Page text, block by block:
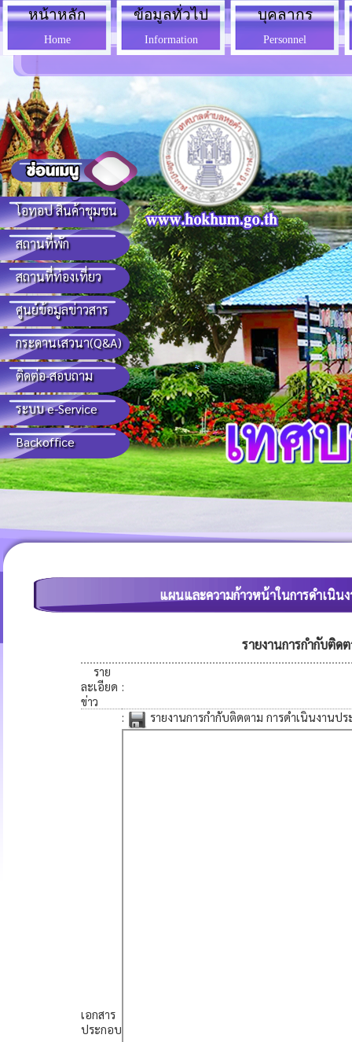
โอทอป สินค้าชุมชน
สถานที่พัก
สถานที่ท่องเที่ยว
ศูนย์ข้อมูลข่าวสาร
กระดานเสวนา(Q&A)
ติดต่อ-สอบถาม
ระบบ e-Service
Backoffice
หน้าหลัก
Home
ข้อมูลทั่วไป
Information
บุคลากร
Personnel
แผนและความก้าวหน้าในการดำเนิ
รายงานการกำกับติด
ราย
ละเอียด
ข่าว
:
เอกสาร
ประกอบ
: รายงานการกำกับติดตาม การดำเนินงานป